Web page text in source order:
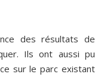
des résultats de
Ils ont aussi pu
sur le parc existant